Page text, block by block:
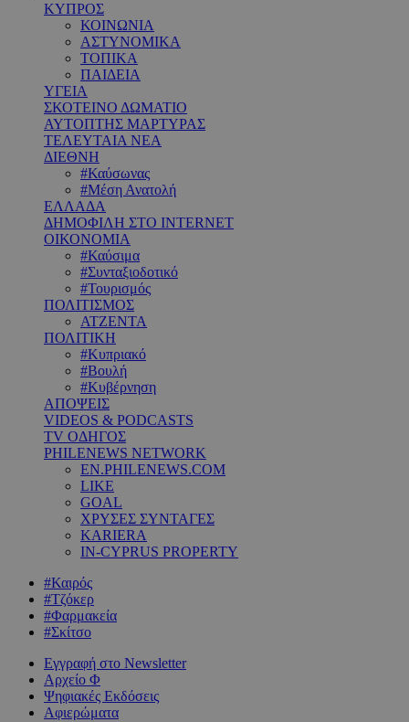
ΚΥΠΡΟΣ
ΚΟΙΝΩΝΙΑ
ΑΣΤΥΝΟΜΙΚΑ
ΤΟΠΙΚΑ
ΠΑΙΔΕΙΑ
ΥΓΕΙΑ
ΣΚΟΤΕΙΝΟ ΔΩΜΑΤΙΟ
ΑΥΤΟΠΤΗΣ ΜΑΡΤΥΡΑΣ
ΤΕΛΕΥΤΑΙΑ ΝΕΑ
ΔΙΕΘΝΗ
#Καύσωνας
#Μέση Ανατολή
ΕΛΛΑΔΑ
ΔΗΜΟΦΙΛΗ ΣΤΟ INTERNET
ΟΙΚΟΝΟΜΙΑ
#Καύσιμα
#Συνταξιοδοτικό
#Τουρισμός
ΠΟΛΙΤΙΣΜΟΣ
ΑΤΖΕΝΤΑ
ΠΟΛΙΤΙΚΗ
#Κυπριακό
#Βουλή
#Κυβέρνηση
ΑΠΟΨΕΙΣ
VIDEOS & PODCASTS
TV ΟΔΗΓΟΣ
PHILENEWS NETWORK
EN.PHILENEWS.COM
LIKE
GOAL
ΧΡΥΣΕΣ ΣΥΝΤΑΓΕΣ
KARIERA
IN-CYPRUS PROPERTY
#Καιρός
#Τζόκερ
#Φαρμακεία
#Σκίτσο
Εγγραφή στο Newsletter
Αρχείο Φ
Ψηφιακές Εκδόσεις
Αφιερώματα